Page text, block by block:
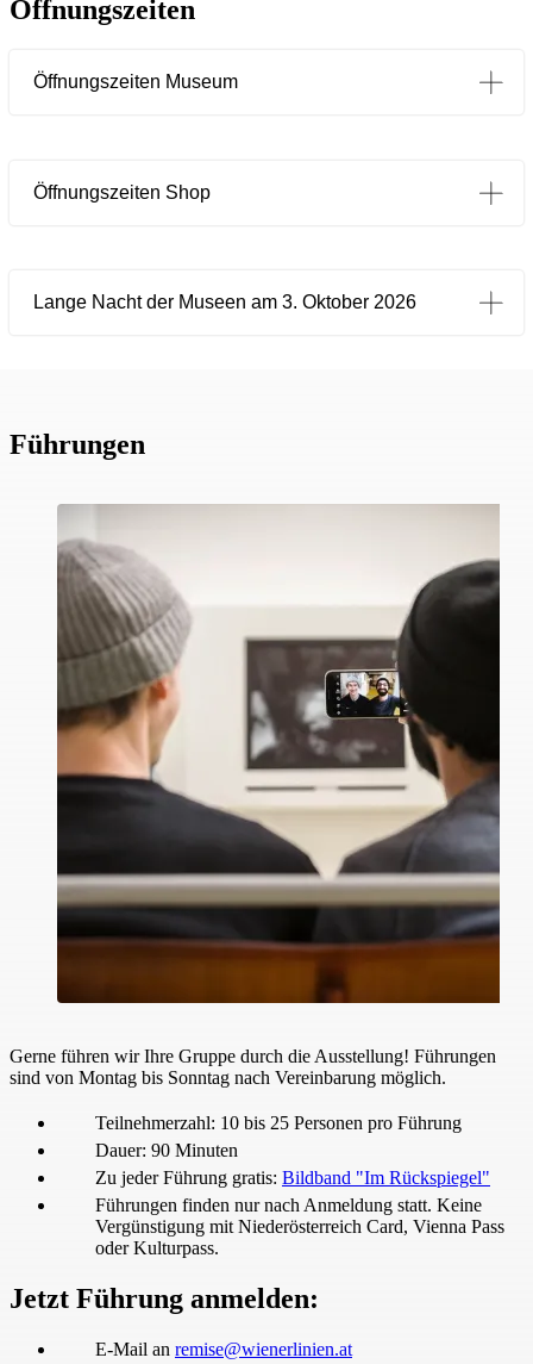
Öffnungszeiten
Öffnungszeiten Museum
Öffnungszeiten Shop
Lange Nacht der Museen am 3. Oktober 2026
Führungen
Gerne führen wir Ihre Gruppe durch die Ausstellung! Führungen
sind von Montag bis Sonntag nach Vereinbarung möglich.
Teilnehmerzahl: 10 bis 25 Personen pro Führung
Dauer: 90 Minuten
Zu jeder Führung gratis: Bildband "Im Rückspiegel"
Führungen finden nur nach Anmeldung statt. Keine
Vergünstigung mit Niederösterreich Card, Vienna Pass
oder Kulturpass.
Jetzt Führung anmelden:
E-Mail an remise@wienerlinien.atÖffnet in einem neuen